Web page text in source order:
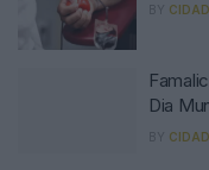
BY
Dia
BY